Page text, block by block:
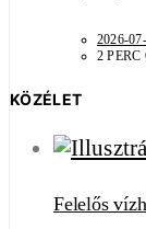
2026-
2 PERC
KÖZÉLET
Felelős